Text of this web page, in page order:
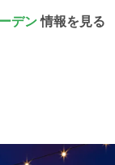
デン情報を見る